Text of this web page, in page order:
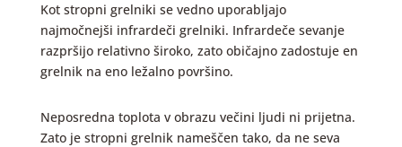
Kot stropni grelniki se vedno uporabljajo
najmočnejši infrardeči grelniki. Infrardeče sevanje
razpršijo relativno široko, zato običajno zadostuje en
grelnik na eno ležalno površino.
Neposredna toplota v obrazu večini ljudi ni prijetna.
Zato je stropni grelnik nameščen tako, da ne seva